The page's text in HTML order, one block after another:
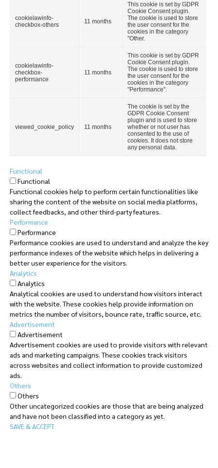
cookielawinfo-
checkbox-others
11 months
This cookie is set by GDPR
Cookie Consent plugin.
The cookie is used to store
the user consent for the
cookies in the category
"Other.
cookielawinfo-
checkbox-
performance
11 months
This cookie is set by GDPR
Cookie Consent plugin.
The cookie is used to store
the user consent for the
cookies in the category
"Performance".
viewed_cookie_policy 11 months
The cookie is set by the
GDPR Cookie Consent
plugin and is used to store
whether or not user has
consented to the use of
cookies. It does not store
any personal data.
Functional
Functional
Functional cookies help to perform certain functionalities like
sharing the content of the website on social media platforms,
collect feedbacks, and other third-party features.
Performance
Performance
Performance cookies are used to understand and analyze the key
performance indexes of the website which helps in delivering a
better user experience for the visitors.
Analytics
Analytics
Analytical cookies are used to understand how visitors interact
with the website. These cookies help provide information on
metrics the number of visitors, bounce rate, traffic source, etc.
Advertisement
Advertisement
Advertisement cookies are used to provide visitors with relevant
ads and marketing campaigns. These cookies track visitors
across websites and collect information to provide customized
ads.
Others
Others
Other uncategorized cookies are those that are being analyzed
and have not been classified into a category as yet.
SAVE & ACCEPT